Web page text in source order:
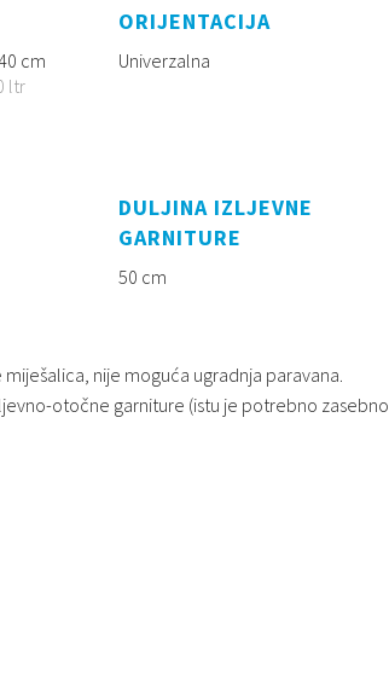
cm
ltr
ORIJENTACIJA
Univerzalna
DULJINA IZLJEVNE
GARNITURE
50 cm
nije moguća ugradnja paravana.
otočne garniture (istu je potrebno zasebno